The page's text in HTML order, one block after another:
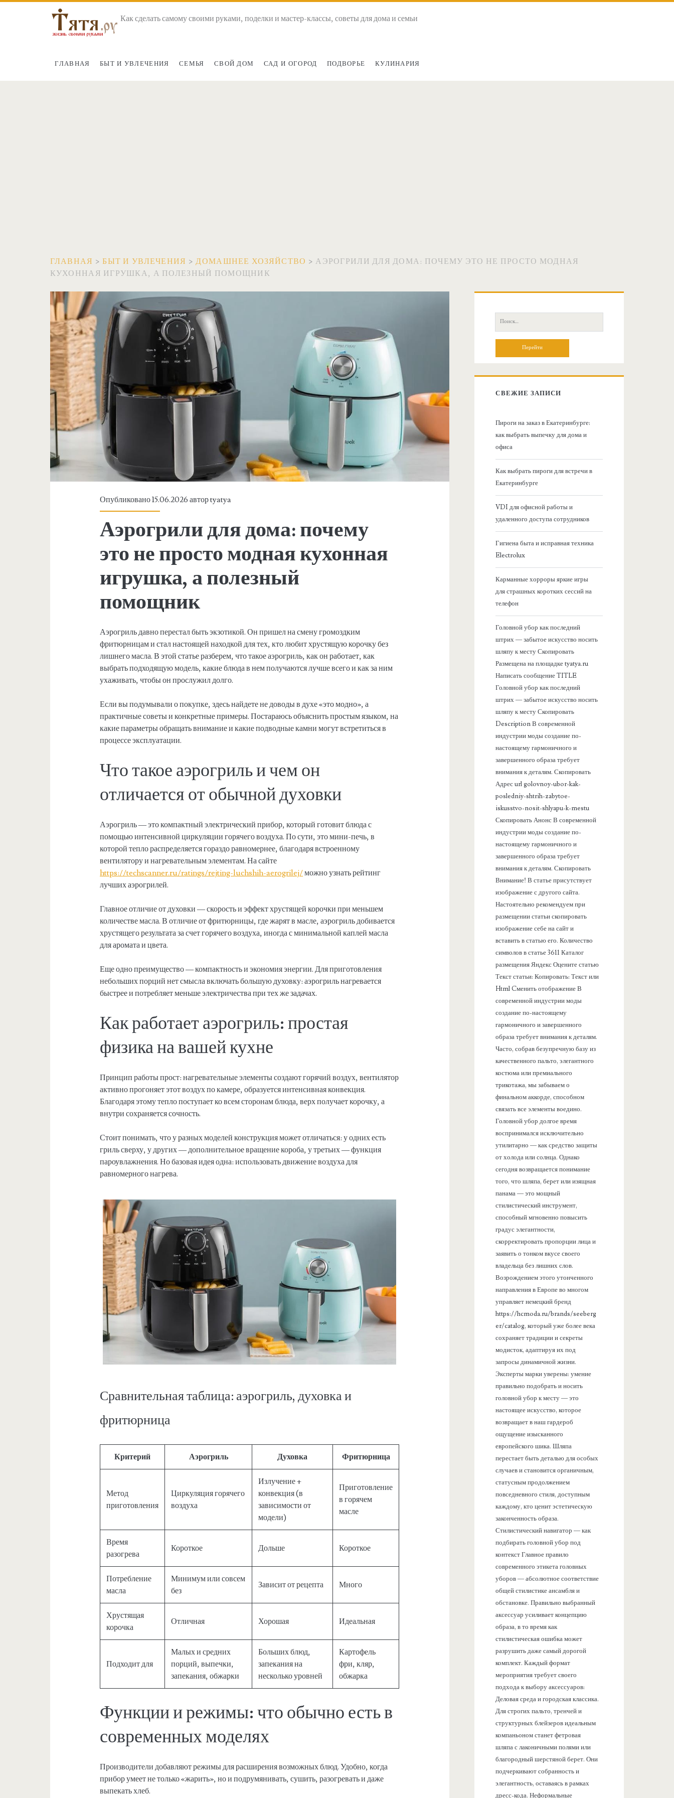
Как сделать самому своими руками, поделки и мастер-классы, советы для дома и семьи
ГЛАВНАЯ БЫТ И УВЛЕЧЕНИЯ СЕМЬЯ СВОЙ ДОМ САД И ОГОРОД ПОДВОРЬЕ КУЛИНАРИЯ
ГЛАВНАЯ >БЫТ И УВЛЕЧЕНИЯ >ДОМАШНЕЕ ХОЗЯЙСТВО > АЭРОГРИЛИ ДЛЯ ДОМА: ПОЧЕМУ ЭТО НЕ ПРОСТО МОДНАЯ
КУХОННАЯ ИГРУШКА, А ПОЛЕЗНЫЙ ПОМОЩНИК
Опубликовано 15.06.2026 авторtyatya
Аэрогрили для дома: почему
это не просто модная кухонная
игрушка, а полезный
помощник
Аэрогриль давно перестал быть экзотикой. Он пришел на смену громоздким
фритюрницам и стал настоящей находкой для тех, кто любит хрустящую корочку без
лишнего масла. В этой статье разберем, что такое аэрогриль, как он работает, как
выбрать подходящую модель, какие блюда в нем получаются лучше всего и как за ним
ухаживать, чтобы он прослужил долго.
Если вы подумывали о покупке, здесь найдете не доводы в духе «это модно», а
практичные советы и конкретные примеры. Постараюсь объяснить простым языком, на
какие параметры обращать внимание и какие подводные камни могут встретиться в
процессе эксплуатации.
Что такое аэрогриль и чем он
отличается от обычной духовки
Аэрогриль — это компактный электрический прибор, который готовит блюда с
помощью интенсивной циркуляции горячего воздуха. По сути, это мини-печь, в
которой тепло распределяется гораздо равномернее, благодаря встроенному
вентилятору и нагревательным элементам. На сайте
https://techscanner.ru/ratings/rejting-luchshih-aerogrilej/можно узнать рейтинг
лучших аэрогрилей.
Главное отличие от духовки — скорость и эффект хрустящей корочки при меньшем
количестве масла. В отличие от фритюрницы, где жарят в масле, аэрогриль добивается
хрустящего результата за счет горячего воздуха, иногда с минимальной каплей масла
для аромата и цвета.
Еще одно преимущество — компактность и экономия энергии. Для приготовления
небольших порций нет смысла включать большую духовку: аэрогриль нагревается
быстрее и потребляет меньше электричества при тех же задачах.
Как работает аэрогриль: простая
физика на вашей кухне
Принцип работы прост: нагревательные элементы создают горячий воздух, вентилятор
активно прогоняет этот воздух по камере, образуется интенсивная конвекция.
Благодаря этому тепло поступает ко всем сторонам блюда, верх получает корочку, а
внутри сохраняется сочность.
Стоит понимать, что у разных моделей конструкция может отличаться: у одних есть
гриль сверху, у других — дополнительное вращение короба, у третьих — функция
пароувлажнения. Но базовая идея одна: использовать движение воздуха для
равномерного нагрева.
Сравнительная таблица: аэрогриль, духовка и
фритюрница
Критерий Аэрогриль Духовка Фритюрница
Метод
приготовления
Циркуляция горячего
воздуха
Излучение +
конвекция (в
зависимости от
модели)
Приготовление
в горячем
масле
Время
разогрева
Короткое Дольше Короткое
Потребление
масла
Минимум или совсем
без
Зависит от рецепта Много
Хрустящая
корочка
Отличная Хорошая Идеальная
Подходит для
Малых и средних
порций, выпечки,
запекания, обжарки
Больших блюд,
запекания на
несколько уровней
Картофель
фри, кляр,
обжарка
Функции и режимы: что обычно есть в
современных моделях
Производители добавляют режимы для расширения возможных блюд. Удобно, когда
прибор умеет не только «жарить», но и подрумянивать, сушить, разогревать и даже
выпекать хлеб.
о
П
о
:
СВЕЖИЕ ЗАПИСИ
Пироги на заказ в Екатеринбурге:
как выбрать выпечку для дома и
офиса
Как выбрать пироги для встречи в
Екатеринбурге
VDI для офисной работы и
удаленного доступа сотрудников
Гигиена быта и исправная техника
Electrolux
Карманные хорроры яркие игры
для страшных коротких сессий на
телефон
Головной убор как последний
штрих — забытое искусство носить
шляпу к месту Скопировать
Размещена на площадке tyatya.ru
Написать сообщение TITLE
Головной убор как последний
штрих — забытое искусство носить
шляпу к месту Скопировать
Description В современной
индустрии моды создание по-
настоящему гармоничного и
завершенного образа требует
внимания к деталям. Скопировать
Адрес url golovnoy-ubor-kak-
posledniy-shtrih-zabytoe-
iskusstvo-nosit-shlyapu-k-mestu
Скопировать Анонс В современной
индустрии моды создание по-
настоящему гармоничного и
завершенного образа требует
внимания к деталям. Скопировать
Внимание! В статье присутствует
изображение с другого сайта.
Настоятельно рекомендуем при
размещении статьи скопировать
изображение себе на сайт и
вставить в статью его. Количество
символов в статье 3611 Каталог
размещения Яндекс Оцените статью
Текст статьи: Копировать: Текст или
Html Cменить отображение В
современной индустрии моды
создание по-настоящему
гармоничного и завершенного
образа требует внимания к деталям.
Часто, собрав безупречную базу из
качественного пальто, элегантного
костюма или премиального
трикотажа, мы забываем о
финальном аккорде, способном
связать все элементы воедино.
Головной убор долгое время
воспринимался исключительно
утилитарно — как средство защиты
от холода или солнца. Однако
сегодня возвращается понимание
того, что шляпа, берет или изящная
панама — это мощный
стилистический инструмент,
способный мгновенно повысить
градус элегантности,
скорректировать пропорции лица и
заявить о тонком вкусе своего
владельца без лишних слов.
Возрождением этого утонченного
направления в Европе во многом
управляет немецкий бренд
https://hcmoda.ru/brands/seeberg
er/catalog, который уже более века
сохраняет традиции и секреты
модисток, адаптируя их под
запросы динамичной жизни.
Эксперты марки уверены: умение
правильно подобрать и носить
головной убор к месту — это
настоящее искусство, которое
возвращает в наш гардероб
ощущение изысканного
европейского шика. Шляпа
перестает быть деталью для особых
случаев и становится органичным,
статусным продолжением
повседневного стиля, доступным
каждому, кто ценит эстетическую
законченность образа.
Стилистический навигатор — как
подбирать головной убор под
контекст Главное правило
современного этикета головных
уборов — абсолютное соответствие
общей стилистике ансамбля и
обстановке. Правильно выбранный
аксессуар усиливает концепцию
образа, в то время как
стилистическая ошибка может
разрушить даже самый дорогой
комплект. Каждый формат
мероприятия требует своего
подхода к выбору аксессуаров:
Деловая среда и городская классика.
Для строгих пальто, тренчей и
структурных блейзеров идеальным
компаньоном станет фетровая
шляпа с лаконичными полями или
благородный шерстяной берет. Они
подчеркивают собранность и
элегантность, оставаясь в рамках
дресс-кода. Неформальные